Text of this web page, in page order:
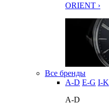
ORIENT ›
Все бренды
A-D E-G I-K
A-D